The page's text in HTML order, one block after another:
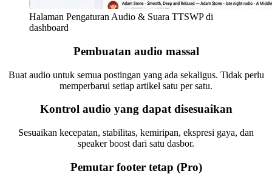
Halaman Pengaturan Audio & Suara TTSWP di
dashboard
Pembuatan audio massal
Buat audio untuk semua postingan yang ada sekaligus. Tidak perlu
memperbarui setiap artikel satu per satu.
Kontrol audio yang dapat disesuaikan
Sesuaikan kecepatan, stabilitas, kemiripan, ekspresi gaya, dan
speaker boost dari satu dasbor.
Pemutar footer tetap (Pro)